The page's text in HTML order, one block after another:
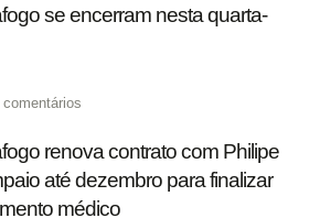
se encerram nesta quarta-
comentários
renova contrato com Philipe
até dezembro para finalizar
médico